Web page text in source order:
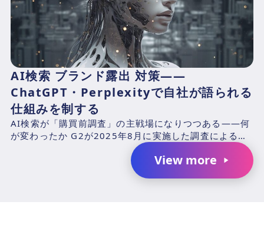
AI検索 ブランド露出 対策——
ChatGPT・Perplexityで自社が語られる
仕組みを制する
AI検索が「購買前調査」の主戦場になりつつある——何
が変わったか G2が2025年8月に実施した調査による
と、B2Bソフトウェアバイヤーの87%がAIチャットボ...
View more